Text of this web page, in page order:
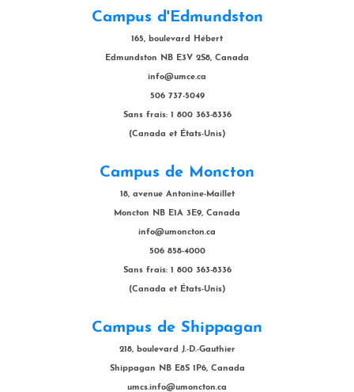
Campus d'Edmundston
165, boulevard Hébert
Edmundston NB E3V 2S8, Canada
info@umce.ca
506 737-5049
Sans frais: 1 800 363-8336
(Canada et États-Unis)
Campus de Moncton
18, avenue Antonine-Maillet
Moncton NB E1A 3E9, Canada
info@umoncton.ca
506 858-4000
Sans frais: 1 800 363-8336
(Canada et États-Unis)
Campus de Shippagan
218, boulevard J.-D.-Gauthier
Shippagan NB E8S 1P6, Canada
umcs.info@umoncton.ca